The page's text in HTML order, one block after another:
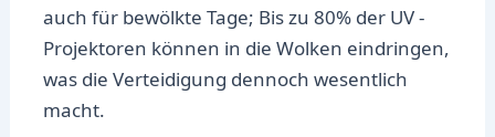
auch für bewölkte Tage; Bis zu 80% der UV -
Projektoren können in die Wolken eindringen,
was die Verteidigung dennoch wesentlich
macht.